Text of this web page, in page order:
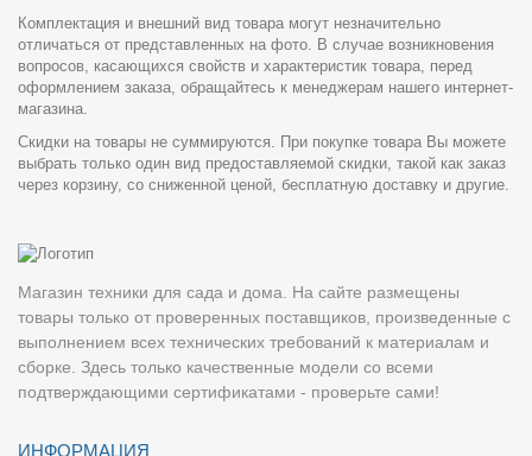
Комплектация и внешний вид товара могут незначительно
отличаться от представленных на фото. В случае возникновения
вопросов, касающихся свойств и характеристик товара, перед
оформлением заказа, обращайтесь к менеджерам нашего интернет-
магазина.
Скидки на товары не суммируются. При покупке товара Вы можете
выбрать только один вид предоставляемой скидки, такой как заказ
через корзину, со сниженной ценой, бесплатную доставку и другие.
Магазин техники для сада и дома. На сайте размещены
товары только от проверенных поставщиков, произведенные с
выполнением всех технических требований к материалам и
сборке. Здесь только качественные модели со всеми
подтверждающими сертификатами - проверьте сами!
ИНФОРМАЦИЯ